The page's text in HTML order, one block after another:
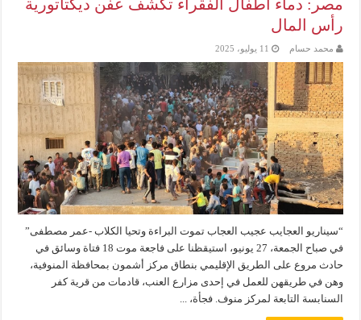
مصر: دماء أطفال الفقراء تكشف عفن ديكتاتورية
رأس المال
محمد حسام 11 يوليو، 2025
“سيناريو العجايب عجيب العجاب تموت البراءة وتحيا الكلاب -عمر مصطفى”
في صباح الجمعة، 27 يونيو، استيقظنا على فاجعة موت 18 فتاة وسائق في
حادث مروع على الطريق الإقليمي بنطاق مركز أشمون بمحافظة المنوفية،
وهن في طريقهن للعمل في إحدى مزارع العنب، قادمات من قرية كفر
السنابسة التابعة لمركز منوف. فجأة، ...